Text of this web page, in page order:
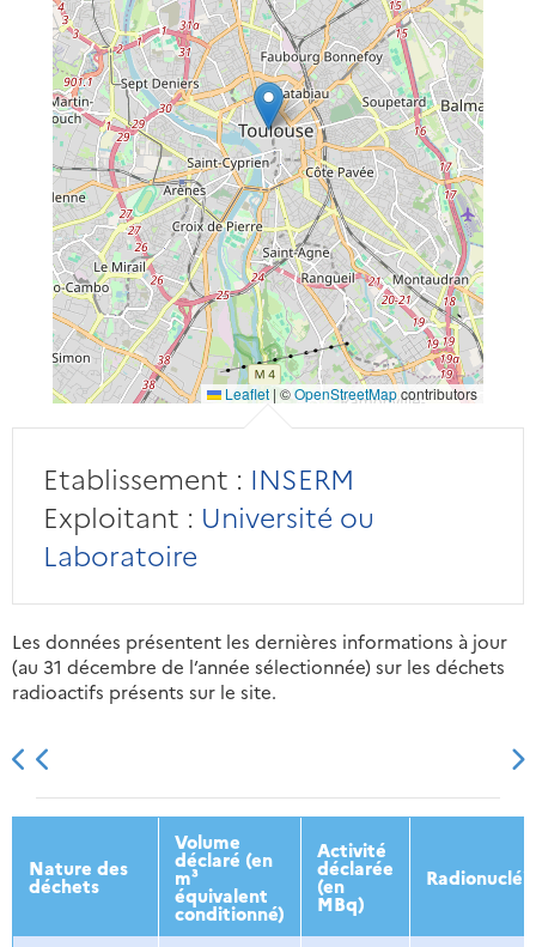
Leaflet | ©OpenStreetMapcontributors
Etablissement : INSERM
Exploitant : Université ou
Laboratoire
Les données présentent les dernières informations à jour
(au 31 décembre de l’année sélectionnée) sur les déchets
radioactifs présents sur le site.
2013 2014 2015 2016
Nature des
déchets
Volume
déclaré (en
m³
équivalent
conditionné)
Activité
déclarée
(en
MBq)